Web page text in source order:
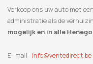
Verkoop ons uw auto met
administratie als de
mogelijk en in alle
E- mail: info@ventedirect.be